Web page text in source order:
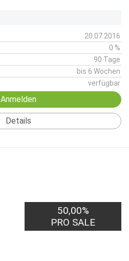
20.07.2016
0 %
90 Tage
bis 6 Wochen
verfügbar
Anmelden
Details
50,00%
PRO SALE